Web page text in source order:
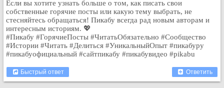
Если вы хотите узнать больше о том, как писать свои
собственные горячие посты или какую тему выбрать, не
стесняйтесь обращаться! Пикабу всегда рад новым авторам и
интересным историям. 💖
#Пикабу #ГорячиеПосты #ЧитатьОбязательно #Сообщество
#Истории #Читать #Делиться #УникальныйОпыт #пикабуру
#пикабуофициальный #сайтпикабу #пикабувидео #pikabu
Быстрый ответ Ответить